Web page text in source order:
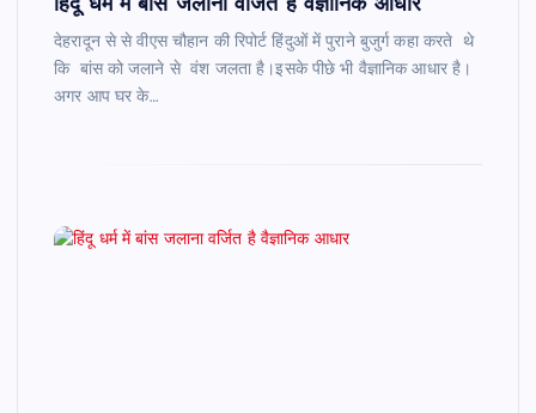
हिंदू धर्म में बांस जलाना वर्जित है वैज्ञानिक आधार
देहरादून से से वीएस चौहान की रिपोर्ट हिंदुओं में पुराने बुजुर्ग कहा करते थे
कि बांस को जलाने से वंश जलता है।इसके पीछे भी वैज्ञानिक आधार है।
अगर आप घर के…